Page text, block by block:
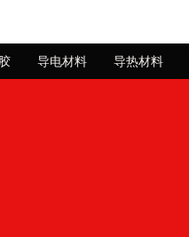
导电材料 导热材料